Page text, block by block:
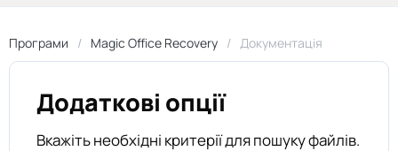
Програми Magic Office Recovery Документація
Додаткові опції
Вкажіть необхідні критерії для пошуку файлів.